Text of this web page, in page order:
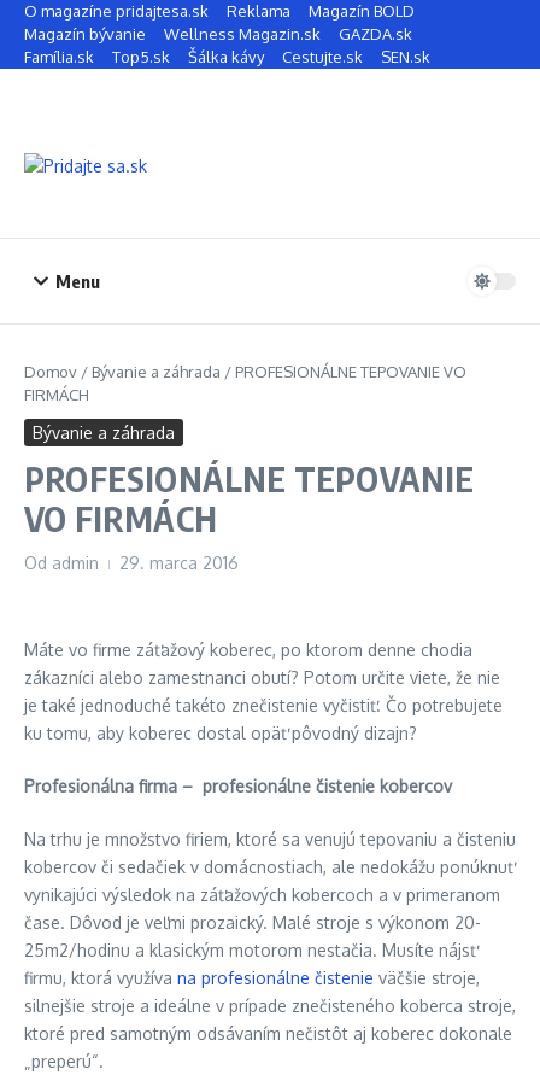
Preskočiť na obsah
O magazíne pridajtesa.sk Reklama
Magazín BOLD
Magazín bývanie
Wellness Magazin.sk
GAZDA.sk
Família.sk
Top5.sk Šálka kávy Cestujte.sk SEN.sk
Menu
Domov / Bývanie a záhrada / PROFESIONÁLNE TEPOVANIE VO
FIRMÁCH
Bývanie a záhrada
PROFESIONÁLNE TEPOVANIE
VO FIRMÁCH
Od admin 29. marca 2016
Máte vo firme záťažový koberec, po ktorom denne chodia
zákazníci alebo zamestnanci obutí? Potom určite viete, že nie
je také jednoduché takéto znečistenie vyčistiť. Čo potrebujete
ku tomu, aby koberec dostal opäť pôvodný dizajn?
Profesionálna firma – profesionálne čistenie kobercov
Na trhu je množstvo firiem, ktoré sa venujú tepovaniu a čisteniu
kobercov či sedačiek v domácnostiach, ale nedokážu ponúknuť
vynikajúci výsledok na záťažových kobercoch a v primeranom
čase. Dôvod je veľmi prozaický. Malé stroje s výkonom 20-
25m2/hodinu a klasickým motorom nestačia. Musíte nájsť
firmu, ktorá využíva na profesionálne čistenie väčšie stroje,
silnejšie stroje a ideálne v prípade znečisteného koberca stroje,
ktoré pred samotným odsávaním nečistôt aj koberec dokonale
„preperú“.